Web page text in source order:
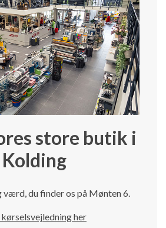
store butik i
Kolding
værd, du finder os på Mønten 6.
kørselsvejledning her